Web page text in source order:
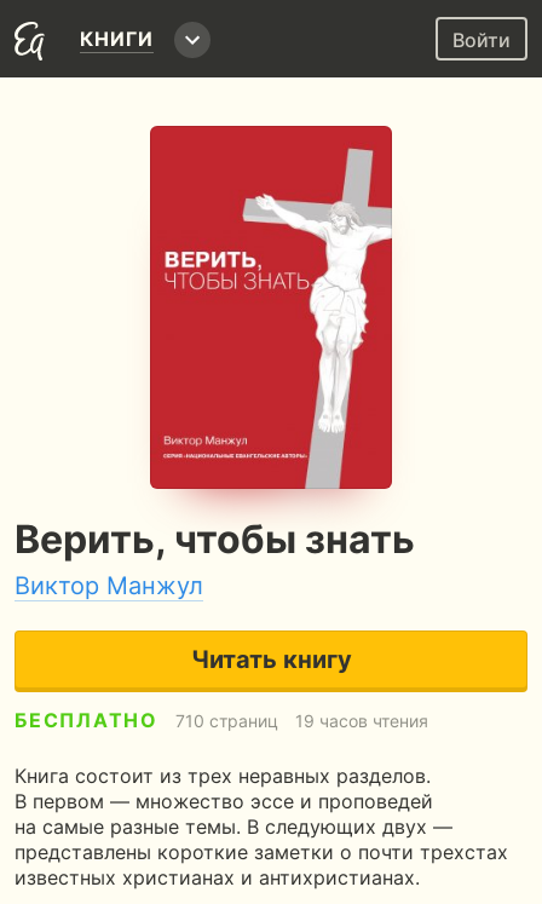
КНИГИ Войти
Верить, чтобы знать
Виктор Манжул
Читать книгу
БЕСПЛАТНО 710 страниц 19 часов чтения
Книга состоит из трех неравных разделов.
В первом — множество эссе и проповедей
на самые разные темы. В следующих двух —
представлены короткие заметки о почти трехстах
известных христианах и антихристианах.